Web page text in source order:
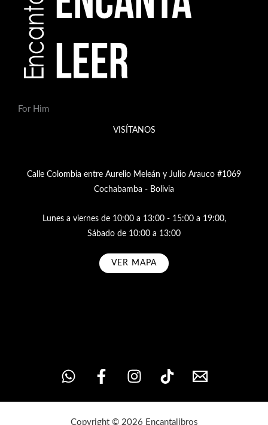
For Him
VISÍTANOS
Calle Colombia entre Aurelio Meleán y Julio Arauco #1069
Cochabamba - Bolivia
Lunes a viernes de 10:00 a 13:00 - 15:00 a 19:00,
Sábado de 10:00 a 13:00
VER MAPA
Copyright © 2026 Encantalibros